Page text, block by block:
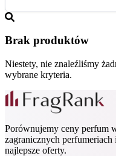
Brak produktów
Niestety, nie znaleźliśmy
wybrane kryteria.
Porównujemy ceny perfum
zagranicznych
najlepsze oferty.